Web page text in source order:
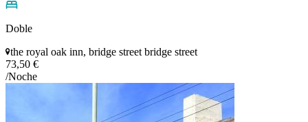
Doble
the royal oak inn, bridge street bridge street
73,50 €
/Noche